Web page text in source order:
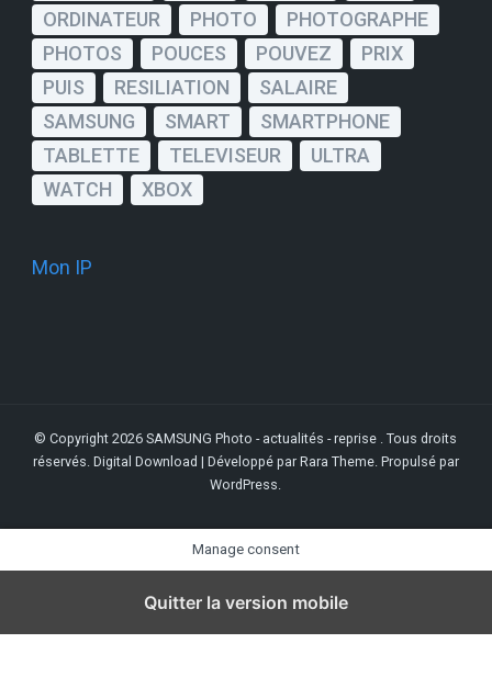
ORDINATEUR
PHOTO
PHOTOGRAPHE
PHOTOS
POUCES POUVEZ
PRIX
PUIS
RESILIATION
SALAIRE
SAMSUNG
SMART
SMARTPHONE
TABLETTE
TELEVISEUR
ULTRA
WATCH
XBOX
Mon IP
© Copyright 2026SAMSUNG Photo - actualités - reprise . Tous droits
réservés. Digital Download | Développé par Rara Theme . Propulsé par
WordPress
Manage consent
Quitter la version mobile